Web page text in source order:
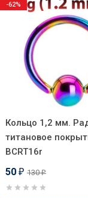
Кольцо 1,2 мм.
титановое
BCRT16r
50 ₽ 130₽
-62%